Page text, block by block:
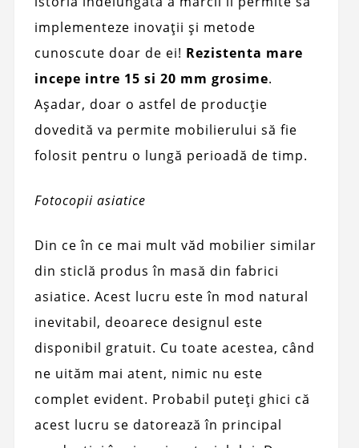
implementeze inovații și metode
cunoscute doar de ei! Rezistenta mare
incepe intre 15 si 20 mm grosime.
Așadar, doar o astfel de producție
dovedită va permite mobilierului să fie
folosit pentru o lungă perioadă de timp.
Fotocopii asiatice
Din ce în ce mai mult văd mobilier similar
din sticlă produs în masă din fabrici
asiatice. Acest lucru este în mod natural
inevitabil, deoarece designul este
disponibil gratuit. Cu toate acestea, când
ne uităm mai atent, nimic nu este
complet evident. Probabil puteți ghici că
acest lucru se datorează în principal